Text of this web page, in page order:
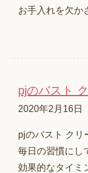
お手入れを欠か
pjのバスト
2020年2月16日
pjのバスト クリ
毎日の習慣にし
効果的なタイミ